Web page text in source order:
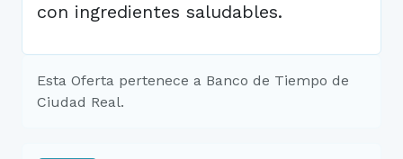
con ingredientes saludables.
Esta Oferta pertenece a Banco de Tiempo de
Ciudad Real.